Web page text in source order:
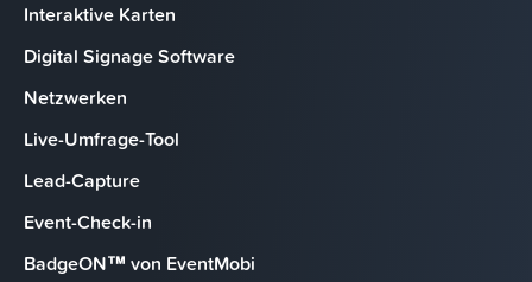
Interaktive Karten
Digital Signage Software
Netzwerken
Live-Umfrage-Tool
Lead-Capture
Event-Check-in
BadgeON™ von EventMobi